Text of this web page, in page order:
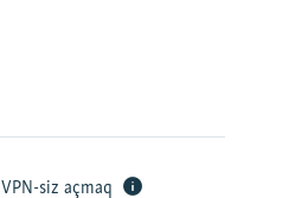
VPN-siz açmaq